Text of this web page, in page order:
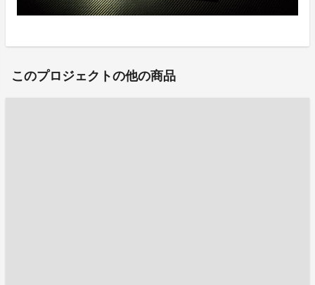
このプロジェクトの他の商品